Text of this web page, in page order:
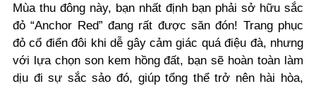
Mùa thu đông này, bạn nhất định bạn phải sở hữu sắc
đỏ “Anchor Red” đang rất được săn đón! Trang phục
đỏ cổ điển đôi khi dễ gây cảm giác quá điệu đà, nhưng
với lựa chọn son kem hồng đất, bạn sẽ hoàn toàn làm
dịu đi sự sắc sảo đó, giúp tổng thể trở nên hài hòa,